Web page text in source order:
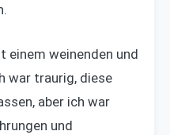
einem weinenden und
war traurig, diese
aber ich war
und